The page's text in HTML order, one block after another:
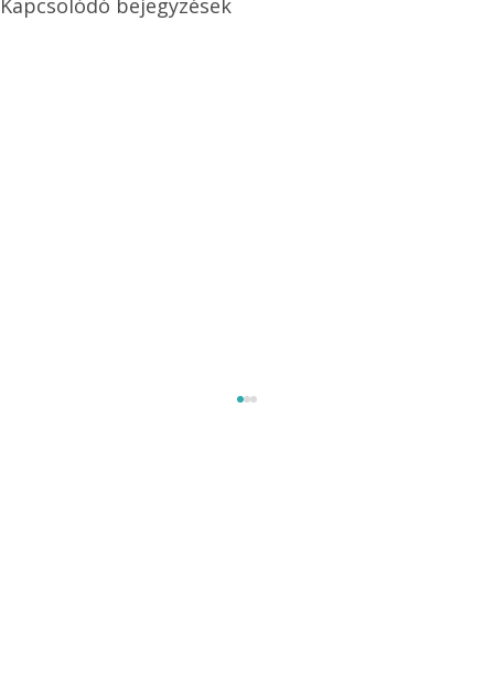
Kapcsolódó bejegyzések